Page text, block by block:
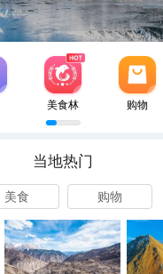
美食林 购物
当地热门
美食 购物